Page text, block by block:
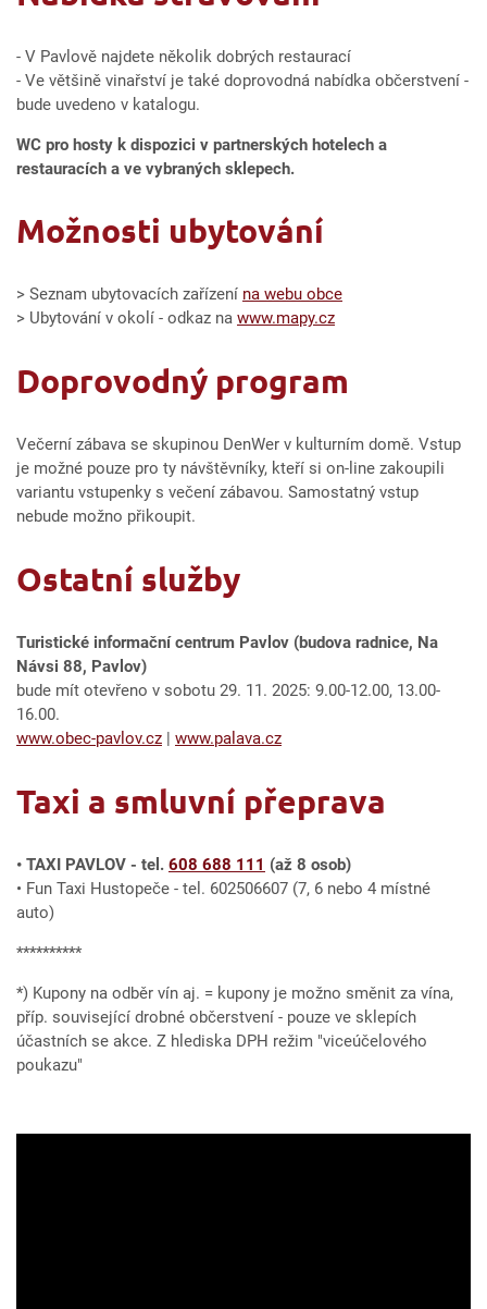
- V Pavlově najdete několik dobrých restaurací
- Ve většině vinařství je také doprovodná nabídka občerstvení -
bude uvedeno v katalogu.
WC pro hosty k dispozici v partnerských hotelech a
restauracích a ve vybraných sklepech.
Možnosti ubytování
> Seznam ubytovacích zařízení na webu obce
> Ubytování v okolí - odkaz na www.mapy.cz
Doprovodný program
Večerní zábava se skupinou DenWer v kulturním domě. Vstup
je možné pouze pro ty návštěvníky, kteří si on-line zakoupili
variantu vstupenky s večení zábavou. Samostatný vstup
nebude možno přikoupit.
Ostatní služby
Turistické informační centrum Pavlov (budova radnice, Na
Návsi 88, Pavlov)
bude mít otevřeno v sobotu 29. 11. 2025: 9.00-12.00, 13.00-
16.00.
www.obec-pavlov.cz | www.palava.cz
Taxi a smluvní přeprava
• TAXI PAVLOV - tel. 608 688 111 (až 8 osob)
• Fun Taxi Hustopeče - tel. 602506607 (7, 6 nebo 4 místné
auto)
**********
*) Kupony na odběr vín aj. = kupony je možno směnit za vína,
příp. související drobné občerstvení - pouze ve sklepích
účastních se akce. Z hlediska DPH režim "viceúčelového
poukazu"